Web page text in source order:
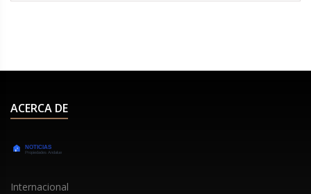
ACERCA DE
Internacional